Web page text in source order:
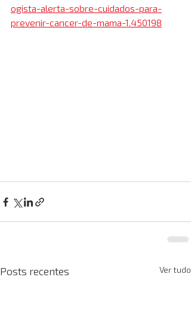
ogista-alerta-sobre-cuidados-para-
prevenir-cancer-de-mama-1.450198
Posts recentes Ver tudo